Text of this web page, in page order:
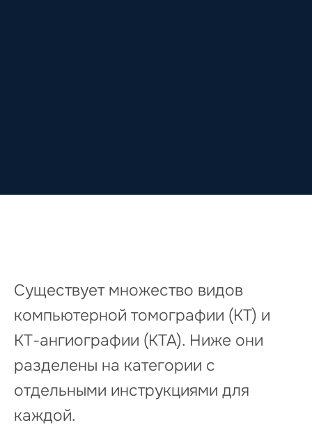
Существует множество видов
компьютерной томографии (КТ) и
КТ-ангиографии (КТА). Ниже они
разделены на категории с
отдельными инструкциями для
каждой.